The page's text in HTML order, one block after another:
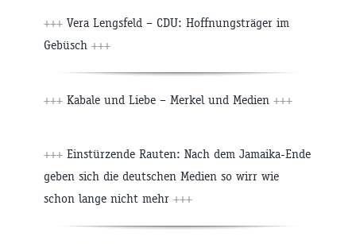
+++ Vera Lengsfeld – CDU: Hoffnungsträger im
Gebüsch +++
+++ Kabale und Liebe – Merkel und Medien +++
+++ Einstürzende Rauten: Nach dem Jamaika-Ende
geben sich die deutschen Medien so wirr wie
schon lange nicht mehr +++